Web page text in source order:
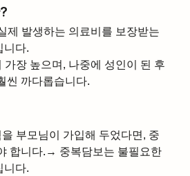
제 발생하는 의료비를 보장받는
니다.
장 높으며, 나중에 성인이 된 후
씬 까다롭습니다.
부모님이 가입해 두었다면, 중
합니다.→ 중복담보는 불필요한
니다.